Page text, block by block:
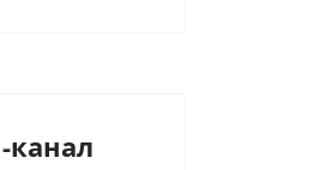
канал